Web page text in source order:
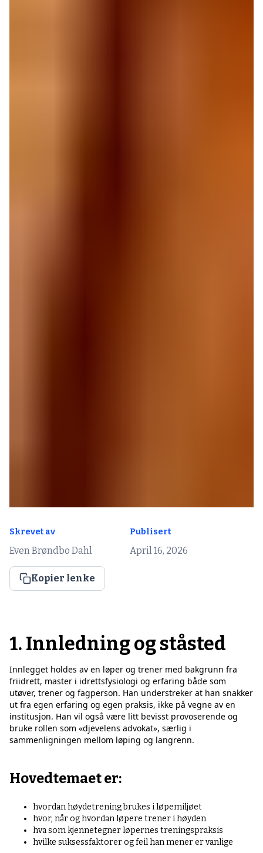
Skrevet av
Even Brøndbo Dahl
Publisert
April 16, 2026
Kopier lenke
1. Innledning og ståsted
Innlegget holdes av en løper og trener med bakgrunn fra
friidrett, master i idrettsfysiologi og erfaring både som
utøver, trener og fagperson. Han understreker at han snakker
ut fra egen erfaring og egen praksis, ikke på vegne av en
institusjon. Han vil også være litt bevisst provoserende og
bruke rollen som «djevelens advokat», særlig i
sammenligningen mellom løping og langrenn.
Hovedtemaet er:
hvordan høydetrening brukes i løpemiljøet
hvor, når og hvordan løpere trener i høyden
hva som kjennetegner løpernes treningspraksis
hvilke suksessfaktorer og feil han mener er vanlige